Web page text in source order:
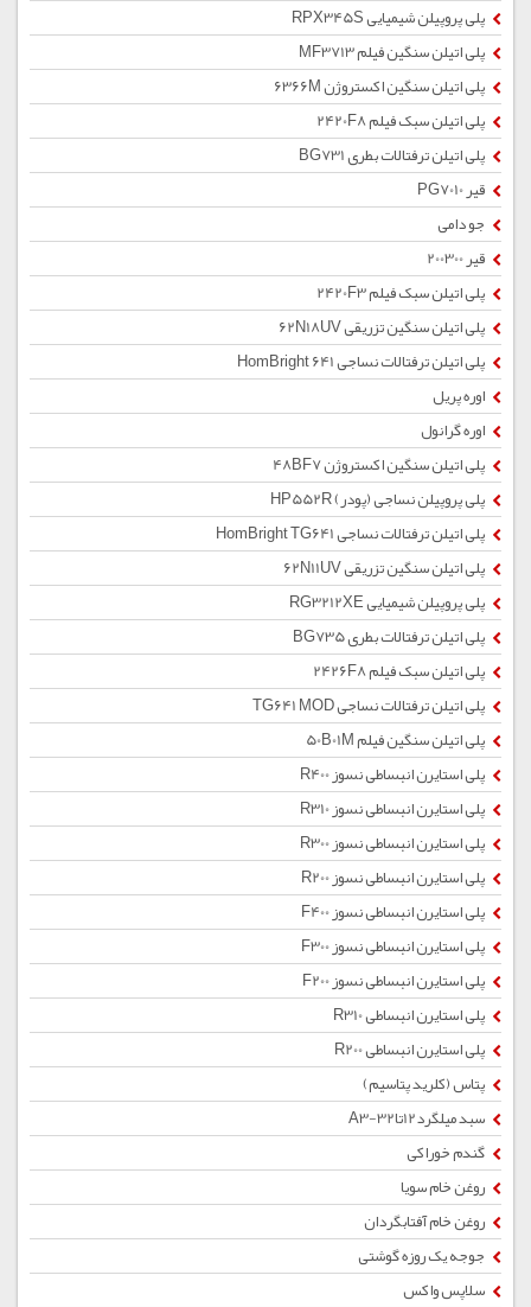
پلی پروپیلن شیمیایی RPX345S
پلی اتیلن سنگین فیلم MF3713
پلی اتیلن سنگین اکستروژن 6366M
پلی اتیلن سبک فیلم 2420F8
پلی اتیلن ترفتالات بطری BG731
قیر PG7010
جو دامی
قیر 200300
پلی اتیلن سبک فیلم 2420F3
پلی اتیلن سنگین تزریقی 62N18UV
پلی اتیلن ترفتالات نساجی HomBright 641
اوره پریل
اوره گرانول
پلی اتیلن سنگین اکستروژن 48BF7
پلی پروپیلن نساجی (پودر) HP552R
پلی اتیلن ترفتالات نساجی HomBright TG641
پلی اتیلن سنگین تزریقی 62N11UV
پلی پروپیلن شیمیایی RG3212XE
پلی اتیلن ترفتالات بطری BG735
پلی اتیلن سبک فیلم 2426F8
پلی اتیلن ترفتالات نساجی TG641 MOD
پلی اتیلن سنگین فیلم 50B01M
پلی استایرن انبساطی نسوز R400
پلی استایرن انبساطی نسوز R310
پلی استایرن انبساطی نسوز R300
پلی استایرن انبساطی نسوز R200
پلی استایرن انبساطی نسوز F400
پلی استایرن انبساطی نسوز F300
پلی استایرن انبساطی نسوز F200
پلی استایرن انبساطی R310
پلی استایرن انبساطی R200
پتاس (کلرید پتاسیم)
سبد میلگرد12تا32-A3
گندم خوراکی
روغن خام سویا
روغن خام آفتابگردان
جوجه یک روزه گوشتی
سلاپس واکس